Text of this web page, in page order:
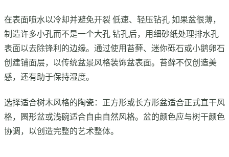
在表面喷水以冷却并避免开裂 低速、轻压钻孔 如果盆很薄，
制造许多小孔而不是一个大孔 钻孔后，用细砂纸处理排水孔
表面以去除锋利的边缘。通过使用苔藓、迷你砾石或小鹅卵石
创建铺面层，以传统盆景风格装饰盆表面。苔藓不仅创造美
感，还有助于保持湿度。
选择适合树木风格的陶瓷：正方形或长方形盆适合正式直干风
格，圆形盆或浅碗适合自由自然风格。盆的颜色应与树干颜色
协调，以创造完整的艺术整体。